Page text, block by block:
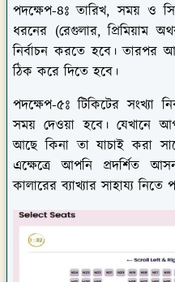
পদক্ষেপ-৪ঃ তারিখ, সময় ও
ধরনের (রেগুলার, প্রিমিয়াম
নির্বাচন করতে হবে। তারপর
ঠিক করে দিতে হবে।
পদক্ষেপ-৫ঃ টিকিটের সংখ্যা
সময় দেওয়া হবে। যেখানে
আছে কিনা তা যাচাই করা
এক্ষেত্রে আপনি প্রদর্শিত
কালারের ব্যাখ্যার সাহায্য